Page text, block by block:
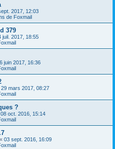
2017, 12:03
de Foxmail
379
juil. 2017, 18:55
juin 2017, 16:36
29 mars 2017, 08:27
?
08 oct. 2016, 15:14
« 03 sept. 2016, 16:09